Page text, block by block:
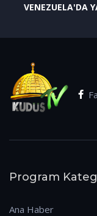
VENEZUELA'DA
Program
Ana Haber